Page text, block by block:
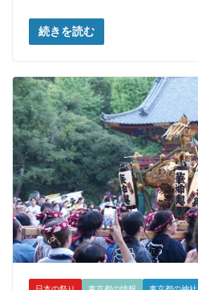
続きを読む